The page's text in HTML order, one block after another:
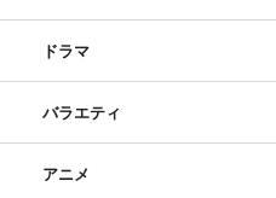
ドラマ
バラエティ
アニメ